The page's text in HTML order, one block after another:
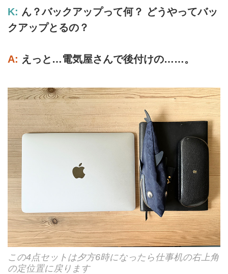
K: ん？バックアップって何？ どうやってバッ
クアップとるの？
A: えっと…電気屋さんで後付けの……。
この4点セットは夕方6時になったら仕事机の右上角
の定位置に戻ります